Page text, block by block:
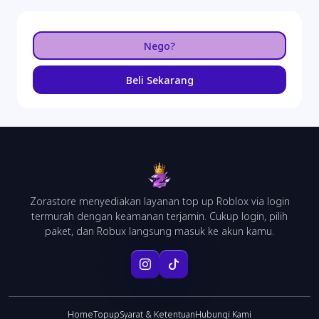
Rp. 265.700
BNI
MANDIRI
Rp. 265.700
Nego?
Beli Sekarang
Zorastore menyediakan layanan top up Roblox via login
termurah dengan keamanan terjamin. Cukup login, pilih
paket, dan Robux langsung masuk ke akun kamu.
HomeTopupSyarat & KetentuanHubungi Kami